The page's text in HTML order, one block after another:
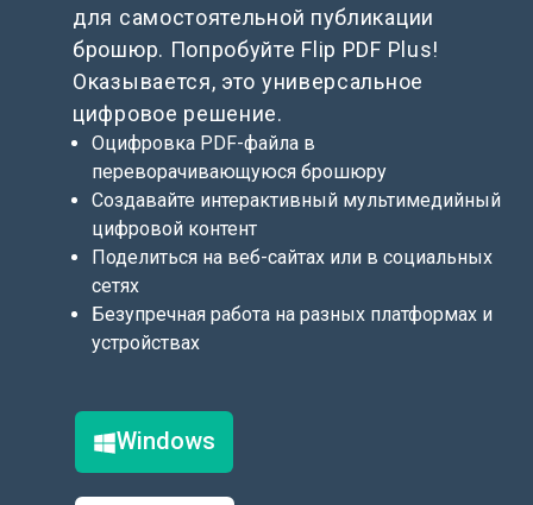
для самостоятельной публикации
брошюр. Попробуйте Flip PDF Plus!
Оказывается, это универсальное
цифровое решение.
Оцифровка PDF-файла в
переворачивающуюся брошюру
Создавайте интерактивный мультимедийный
цифровой контент
Поделиться на веб-сайтах или в социальных
сетях
Безупречная работа на разных платформах и
устройствах
Windows